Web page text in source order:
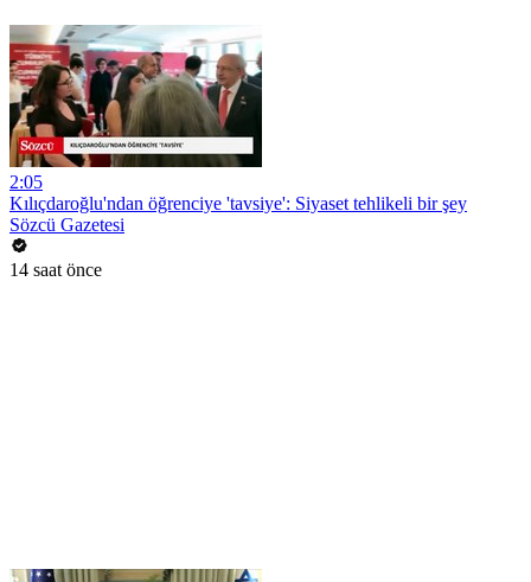
2:05
Kılıçdaroğlu'ndan öğrenciye 'tavsiye': Siyaset tehlikeli bir şey
Sözcü Gazetesi
14 saat önce